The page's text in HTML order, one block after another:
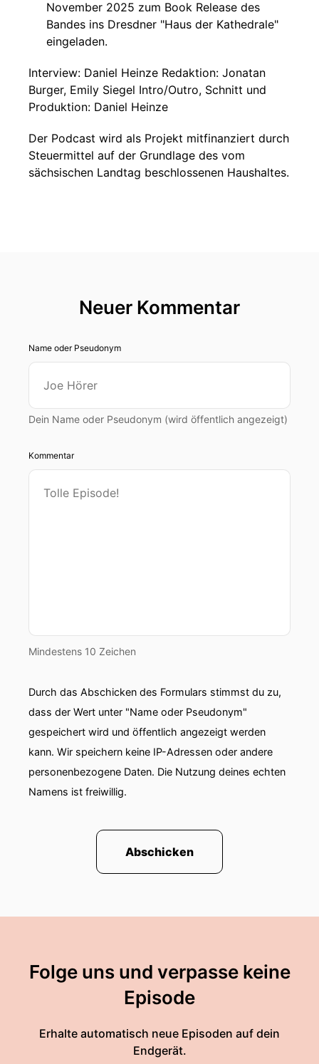
November 2025 zum Book Release des
Bandes ins Dresdner "Haus der Kathedrale"
eingeladen.
Interview: Daniel Heinze Redaktion: Jonatan
Burger, Emily Siegel Intro/Outro, Schnitt und
Produktion: Daniel Heinze
Der Podcast wird als Projekt mitfinanziert durch
Steuermittel auf der Grundlage des vom
sächsischen Landtag beschlossenen Haushaltes.
Neuer Kommentar
Name oder Pseudonym
Dein Name oder Pseudonym (wird öffentlich angezeigt)
Kommentar
Mindestens 10 Zeichen
Durch das Abschicken des Formulars stimmst du zu,
dass der Wert unter "Name oder Pseudonym"
gespeichert wird und öffentlich angezeigt werden
kann. Wir speichern keine IP-Adressen oder andere
personenbezogene Daten. Die Nutzung deines echten
Namens ist freiwillig.
Abschicken
Folge uns und verpasse keine
Episode
Erhalte automatisch neue Episoden auf dein
Endgerät.